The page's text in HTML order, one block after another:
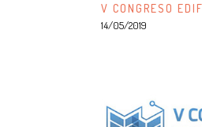
V CONGRESO
14/05/2019